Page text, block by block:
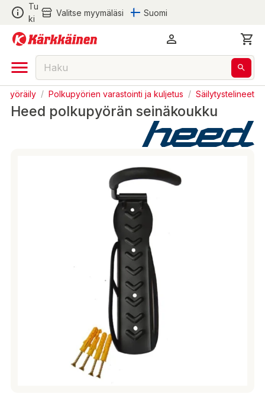
Tu
ki
Valitse myymäläsi Suomi
Pyöräily / Polkupyörien varastointi ja kuljetus / Säilytystelineet
Heed polkupyörän seinäkoukku